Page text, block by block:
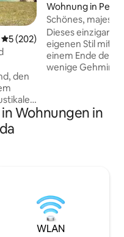
Durchschnittliche
5 (202)
den
Wohnung in
Schönes,
1 Schlafzimmer
Dieses
eigenen Stil mit
einem Ende der
wenige
privaten Steg in
Außenbereiche
Grill und eine
Kreuzfahrtschiffe
Longtails
Wohnungen in
WLAN